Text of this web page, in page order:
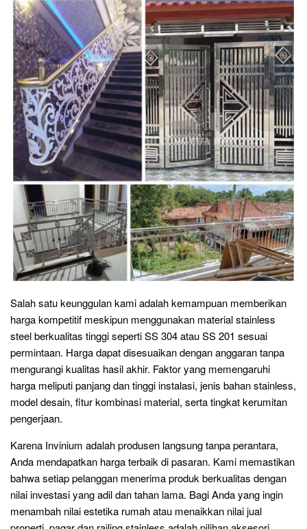
Salah satu keunggulan kami adalah kemampuan memberikan
harga kompetitif meskipun menggunakan material stainless
steel berkualitas tinggi seperti SS 304 atau SS 201 sesuai
permintaan. Harga dapat disesuaikan dengan anggaran tanpa
mengurangi kualitas hasil akhir. Faktor yang memengaruhi
harga meliputi panjang dan tinggi instalasi, jenis bahan stainless,
model desain, fitur kombinasi material, serta tingkat kerumitan
pengerjaan.
Karena Invinium adalah produsen langsung tanpa perantara,
Anda mendapatkan harga terbaik di pasaran. Kami memastikan
bahwa setiap pelanggan menerima produk berkualitas dengan
nilai investasi yang adil dan tahan lama. Bagi Anda yang ingin
menambah nilai estetika rumah atau menaikkan nilai jual